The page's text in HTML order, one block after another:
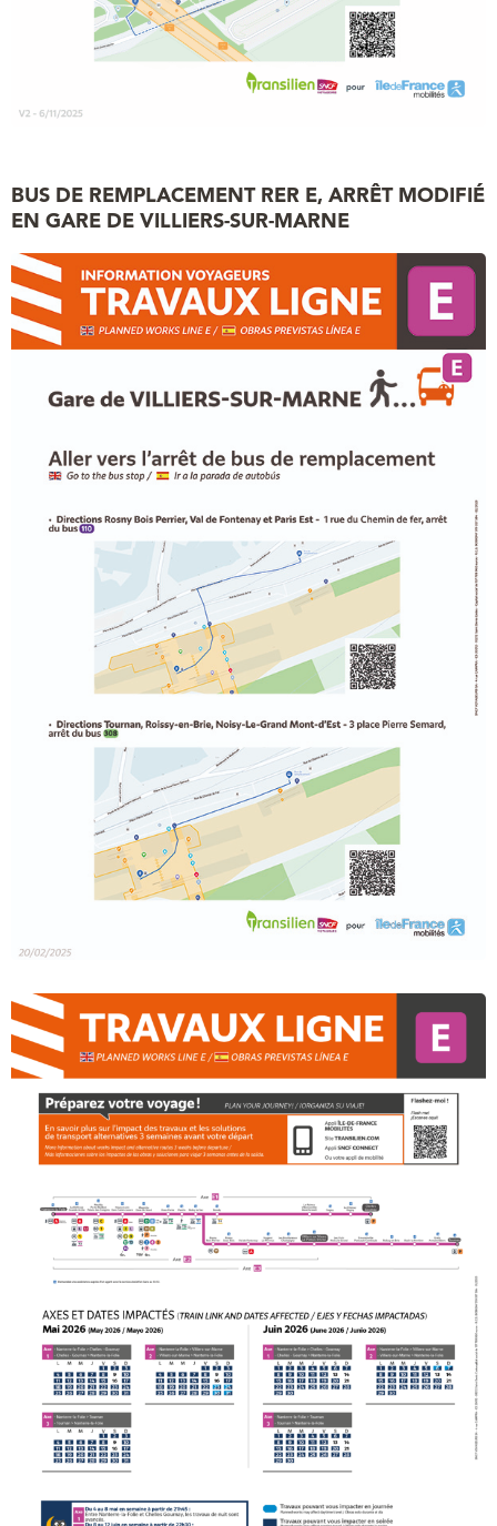
BUS DE REMPLACEMENT RER E, ARRÊT MODIFIÉ
EN GARE DE VILLIERS-SUR-MARNE